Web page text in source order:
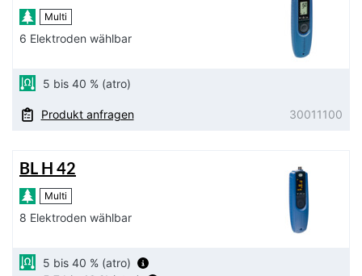
Multi
6 Elektroden wählbar
5 bis 40 % (atro)
Produkt anfragen 30011100
BL H 42
Multi
8 Elektroden wählbar
5 bis 40 % (atro)